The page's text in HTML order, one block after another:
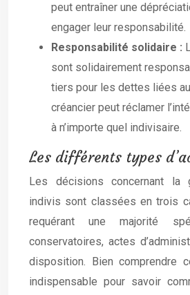
peut entraîner une
engager leur responsabilité.
Responsabilité solidaire :
sont solidairement
tiers pour les dettes liées
créancier peut réclamer
à n’importe quel indivisaire.
Les différents types
Les décisions concernant la
indivis sont classées en trois
requérant une majorité
conservatoires, actes
disposition. Bien comprendre
indispensable pour savoir